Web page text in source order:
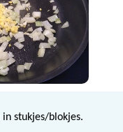
stukjes/blokjes.